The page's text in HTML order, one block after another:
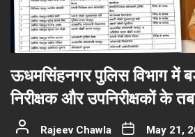
ऊधमसिंहनगर पुलिस विभाग में
निरीक्षक और उपनिरीक्षकों के
Rajeev Chawla May 21,